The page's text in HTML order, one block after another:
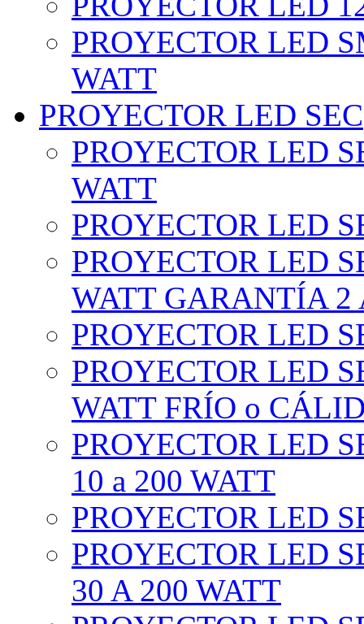
PROYECTOR LED
WATT
PROYECTOR LED SEC
PROYECTOR LED
WATT
PROYECTOR LED
PROYECTOR LED
WATT GARANTÍA 2
PROYECTOR LED
PROYECTOR LED
WATT FRÍO o
PROYECTOR LED
10 a 200 WATT
PROYECTOR LED
PROYECTOR LED
30 A 200 WATT